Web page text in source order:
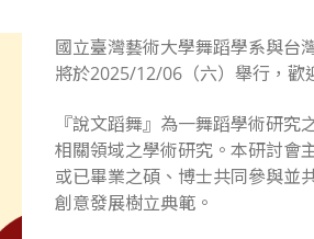
國立臺灣藝術大學舞蹈學系與台
將於2025/12/06（六）舉行，歡
『說文蹈舞』為一舞蹈學術研
相關領域之學術研究。本研討會
或已畢業之碩、博士共同參與並
創意發展樹立典範。